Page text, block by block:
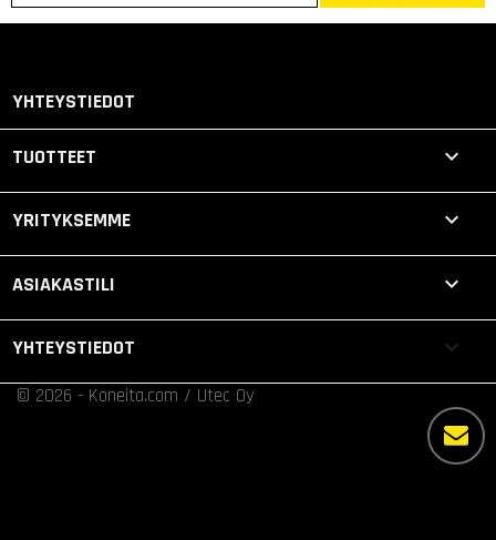
YHTEYSTIEDOT
TUOTTEET 
YRITYKSEMME 
ASIAKASTILI 
YHTEYSTIEDOT keyboard_arrow_down
© 2026 - Koneita.com / Utec Oy